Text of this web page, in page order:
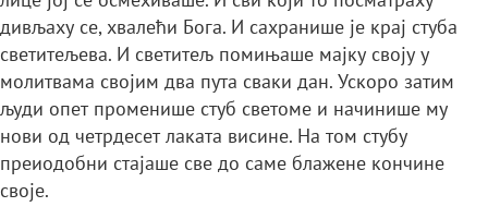
дивљаху се, хвалећи Бога. И сахранише је крај стуба
светитељева. И светитељ помињаше мајку своју у
молитвама својим два пута сваки дан. Ускоро затим
људи опет променише стуб светоме и начинише му
нови од четрдесет лаката висине. На том стубу
преиодобни стајаше све до саме блажене кончине
своје.